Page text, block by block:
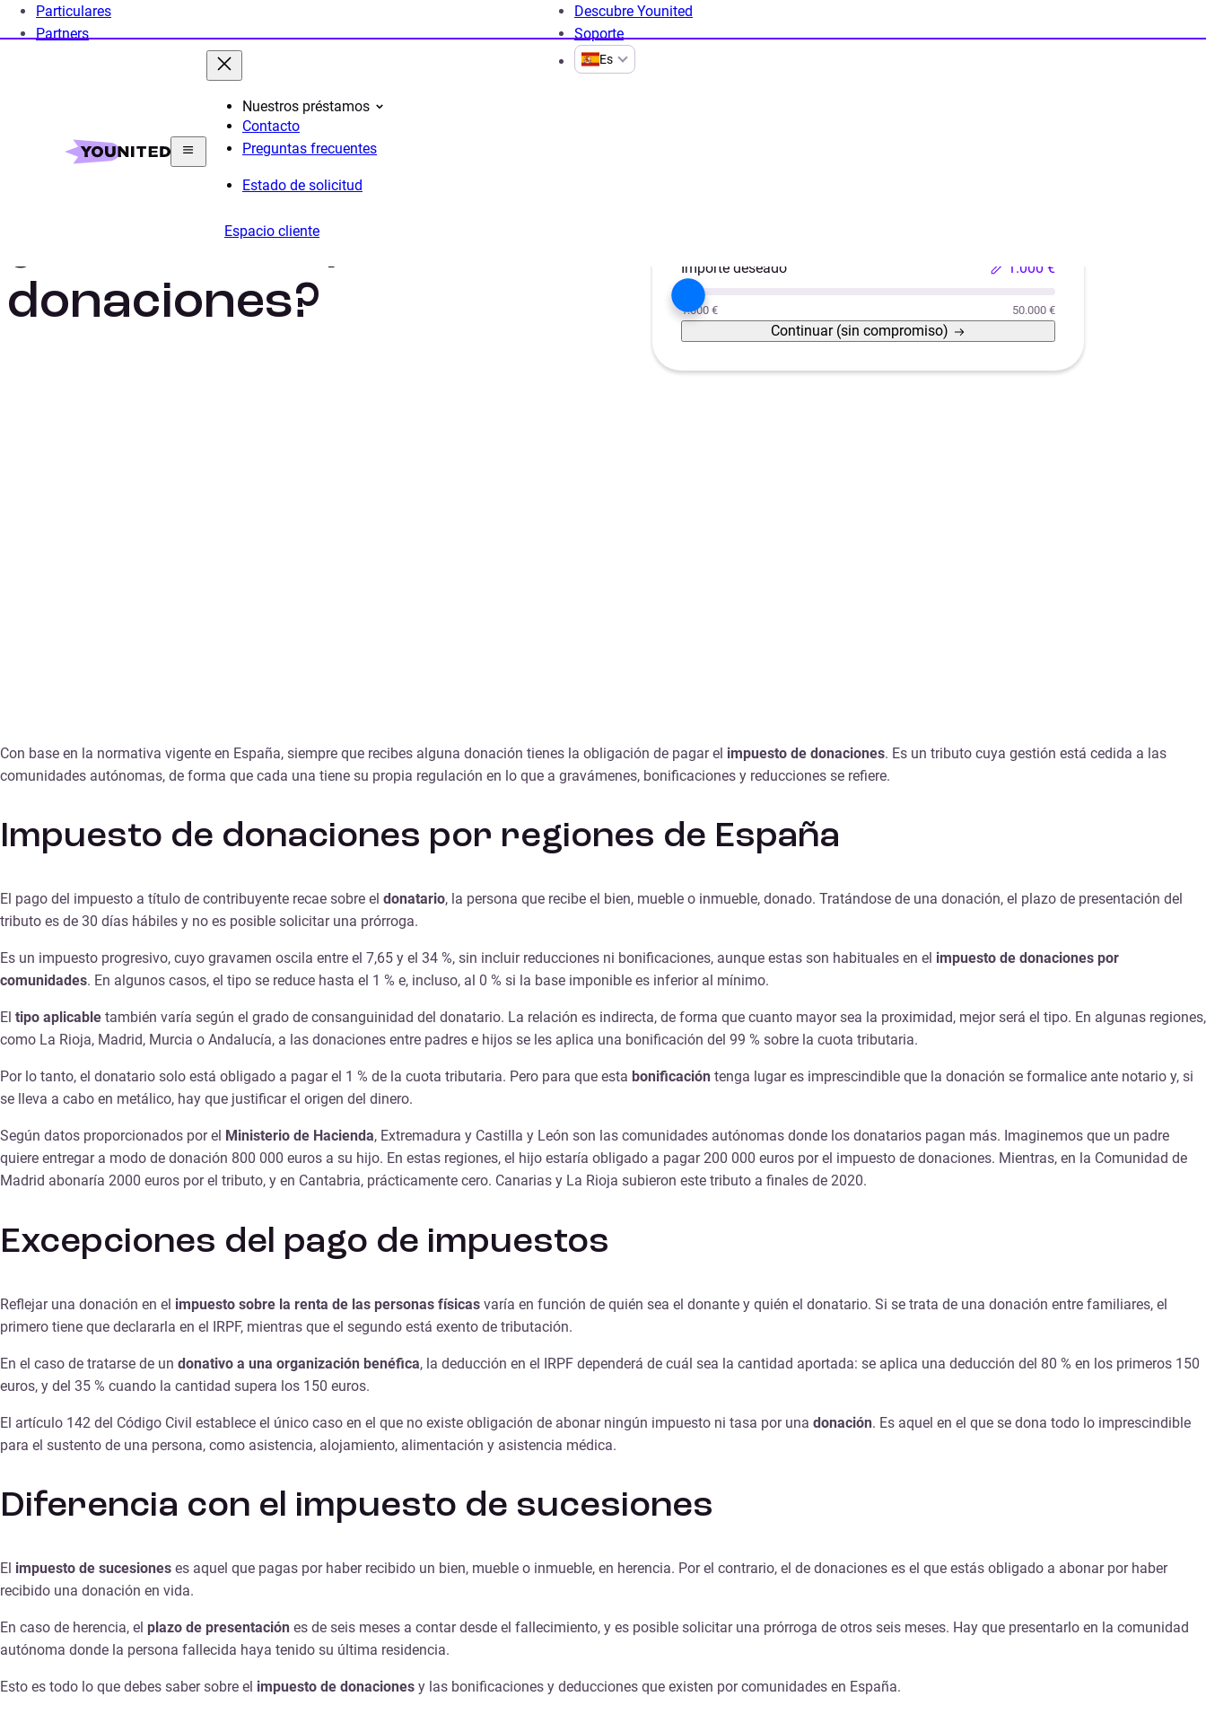
Particulares
Partners
Descubre Younited
Soporte
Es
Nuestros préstamos
Contacto
Preguntas frecuentes
Estado de solicitud
Espacio cliente
Educacion Financiera: entender el presupuesto y el crédito
¿Qué es el impuesto de
donaciones?
Importe deseado
1.000 €
1.000 € 50.000 €
Continuar (sin compromiso)
Con base en la normativa vigente en España, siempre que recibes alguna donación tienes la obligación de pagar el impuesto de donaciones. Es un tributo cuya gestión está cedida a las
comunidades autónomas, de forma que cada una tiene su propia regulación en lo que a gravámenes, bonificaciones y reducciones se refiere.
Impuesto de donaciones por regiones de España
El pago del impuesto a título de contribuyente recae sobre el donatario, la persona que recibe el bien, mueble o inmueble, donado. Tratándose de una donación, el plazo de presentación del
tributo es de 30 días hábiles y no es posible solicitar una prórroga.
Es un impuesto progresivo, cuyo gravamen oscila entre el 7,65 y el 34 %, sin incluir reducciones ni bonificaciones, aunque estas son habituales en el impuesto de donaciones por
comunidades. En algunos casos, el tipo se reduce hasta el 1 % e, incluso, al 0 % si la base imponible es inferior al mínimo.
El tipo aplicable también varía según el grado de consanguinidad del donatario. La relación es indirecta, de forma que cuanto mayor sea la proximidad, mejor será el tipo. En algunas regiones,
como La Rioja, Madrid, Murcia o Andalucía, a las donaciones entre padres e hijos se les aplica una bonificación del 99 % sobre la cuota tributaria.
Por lo tanto, el donatario solo está obligado a pagar el 1 % de la cuota tributaria. Pero para que esta bonificación tenga lugar es imprescindible que la donación se formalice ante notario y, si
se lleva a cabo en metálico, hay que justificar el origen del dinero.
Según datos proporcionados por el Ministerio de Hacienda, Extremadura y Castilla y León son las comunidades autónomas donde los donatarios pagan más. Imaginemos que un padre
quiere entregar a modo de donación 800 000 euros a su hijo. En estas regiones, el hijo estaría obligado a pagar 200 000 euros por el impuesto de donaciones. Mientras, en la Comunidad de
Madrid abonaría 2000 euros por el tributo, y en Cantabria, prácticamente cero. Canarias y La Rioja subieron este tributo a finales de 2020.
Excepciones del pago de impuestos
Reflejar una donación en el impuesto sobre la renta de las personas físicas varía en función de quién sea el donante y quién el donatario. Si se trata de una donación entre familiares, el
primero tiene que declararla en el IRPF, mientras que el segundo está exento de tributación.
En el caso de tratarse de un donativo a una organización benéfica, la deducción en el IRPF dependerá de cuál sea la cantidad aportada: se aplica una deducción del 80 % en los primeros 150
euros, y del 35 % cuando la cantidad supera los 150 euros.
El artículo 142 del Código Civil establece el único caso en el que no existe obligación de abonar ningún impuesto ni tasa por una donación. Es aquel en el que se dona todo lo imprescindible
para el sustento de una persona, como asistencia, alojamiento, alimentación y asistencia médica.
Diferencia con el impuesto de sucesiones
El impuesto de sucesiones es aquel que pagas por haber recibido un bien, mueble o inmueble, en herencia. Por el contrario, el de donaciones es el que estás obligado a abonar por haber
recibido una donación en vida.
En caso de herencia, el plazo de presentación es de seis meses a contar desde el fallecimiento, y es posible solicitar una prórroga de otros seis meses. Hay que presentarlo en la comunidad
autónoma donde la persona fallecida haya tenido su última residencia.
Esto es todo lo que debes saber sobre el impuesto de donaciones y las bonificaciones y deducciones que existen por comunidades en España.